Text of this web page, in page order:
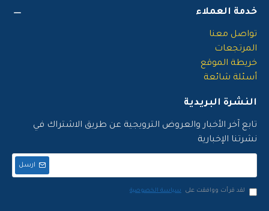
خدمة العملاء
تواصل معنا
المرتجعات
خريطة الموقع
أسئلة شائعة
النشرة البريدية
تابع آخر الأخبار والعروض الترويجية عن طريق الاشتراك في
نشرتنا الإخبارية
ارسل
لقد قرأت ووافقت على سياسة الخصوصية